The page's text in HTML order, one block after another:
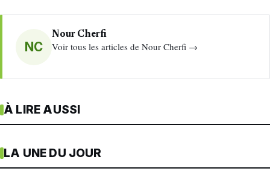
NC
Nour Cherfi
Voir tous les articles de Nour Cherfi →
À LIRE AUSSI
LA UNE DU JOUR